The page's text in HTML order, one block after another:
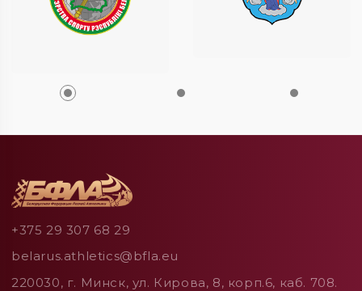
+375 29 307 68 29
belarus.athletics@bfla.eu
220030, г. Минск, ул. Кирова, 8, корп.6, каб. 708.